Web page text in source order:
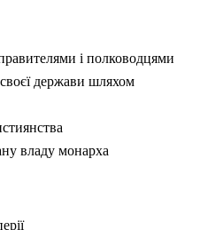
і полководцями
держави шляхом
владу монарха